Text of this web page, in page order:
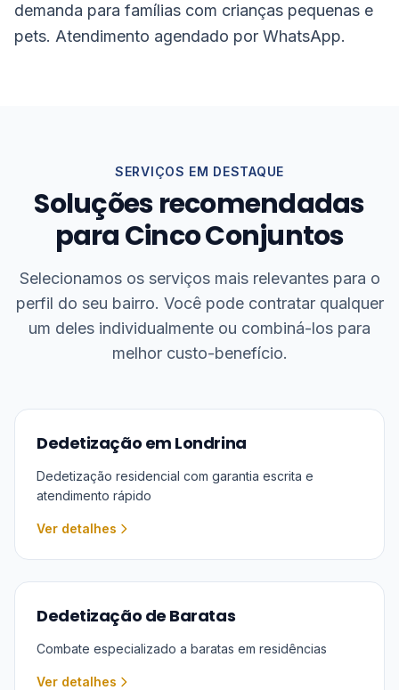
demanda para famílias com crianças pequenas e
pets. Atendimento agendado por WhatsApp.
SERVIÇOS EM DESTAQUE
Soluções recomendadas
paraCinco Conjuntos
Selecionamos os serviços mais relevantes para o
perfil do seu bairro. Você pode contratar qualquer
um deles individualmente ou combiná-los para
melhor custo-benefício.
Dedetização em Londrina
Dedetização residencial com garantia escrita e
atendimento rápido
Ver detalhes
Dedetização de Baratas
Combate especializado a baratas em residências
Ver detalhes